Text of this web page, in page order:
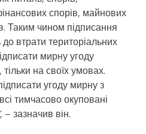
спорів, майнових
Таким чином підписання
втрати територіальних
мирну угоду
на своїх умовах.
угоду мирну з
тимчасово окуповані
– зазначив він.